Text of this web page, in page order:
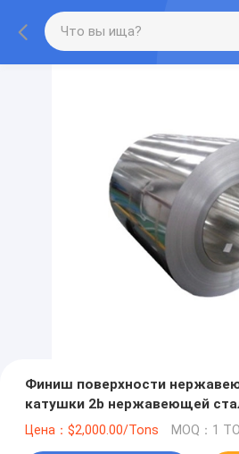
Финиш поверхности
катушки 2b нержавеющей
Цена：$2,000.00/Tons MOQ：1